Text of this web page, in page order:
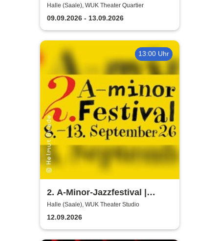
Jazzkollektiv Halle e.V.
Halle (Saale), WUK Theater Quartier
09.09.2026 - 13.09.2026
13:00 Uhr
2. A-Minor-Jazzfestival |
Workshop - Jazzkollektiv
Halle e.V.
Halle (Saale), WUK Theater Studio
12.09.2026